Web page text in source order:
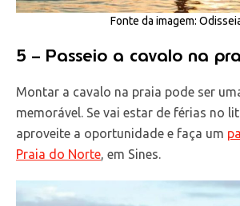
Fonte da imagem:
5 – Passeio a cavalo na
Montar a cavalo na praia pode ser
memorável. Se vai estar de férias no
aproveite a oportunidade e faça um
Praia do Norte , em Sines.